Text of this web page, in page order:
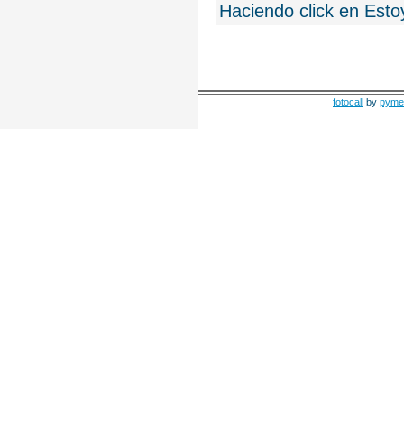
Haciendo click en
fotocall by